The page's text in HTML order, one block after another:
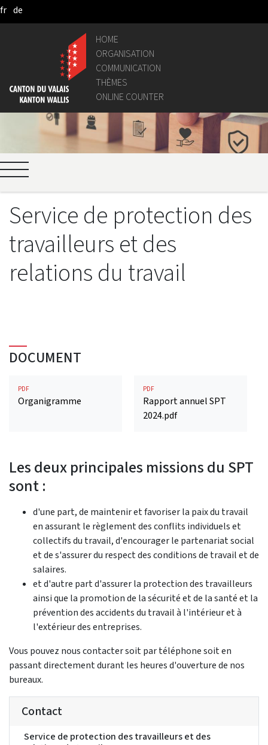
Pular para o Conteúdo principal
fr de
HOME
ORGANISATION
COMMUNICATION
THÈMES
ONLINE COUNTER
Service de protection des
travailleurs et des
relations du travail
DOCUMENT
PDF
Organigramme
PDF
Rapport annuel SPT
2024.pdf
Les deux principales missions du SPT
sont :
d'une part, de maintenir et favoriser la paix du travail
en assurant le règlement des conflits individuels et
collectifs du travail, d'encourager le partenariat social
et de s'assurer du respect des conditions de travail et de
salaires.
et d'autre part d'assurer la protection des travailleurs
ainsi que la promotion de la sécurité et de la santé et la
prévention des accidents du travail à l'intérieur et à
l'extérieur des entreprises.
Vous pouvez nous contacter soit par téléphone soit en
passant directement durant les heures d'ouverture de nos
bureaux.
Contact
Service de protection des travailleurs et des